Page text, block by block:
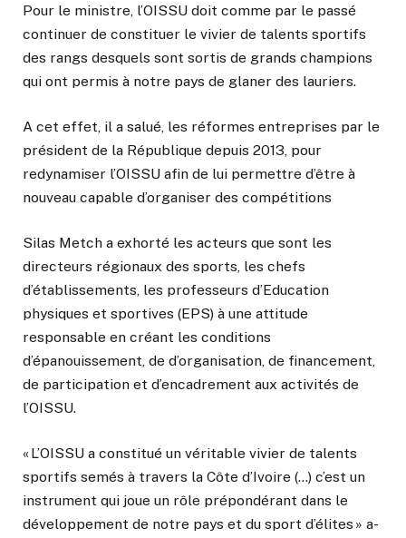
Pour le ministre, l’OISSU doit comme par le passé
continuer de constituer le vivier de talents sportifs
des rangs desquels sont sortis de grands champions
qui ont permis à notre pays de glaner des lauriers.
A cet effet, il a salué, les réformes entreprises par le
président de la République depuis 2013, pour
redynamiser l’OISSU afin de lui permettre d’être à
nouveau capable d’organiser des compétitions
Silas Metch a exhorté les acteurs que sont les
directeurs régionaux des sports, les chefs
d’établissements, les professeurs d’Education
physiques et sportives (EPS) à une attitude
responsable en créant les conditions
d’épanouissement, de d’organisation, de financement,
de participation et d’encadrement aux activités de
l’OISSU.
« L’OISSU a constitué un véritable vivier de talents
sportifs semés à travers la Côte d’Ivoire (…) c’est un
instrument qui joue un rôle prépondérant dans le
développement de notre pays et du sport d’élites » a-